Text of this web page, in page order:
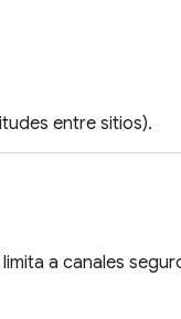
entre sitios).
a canales